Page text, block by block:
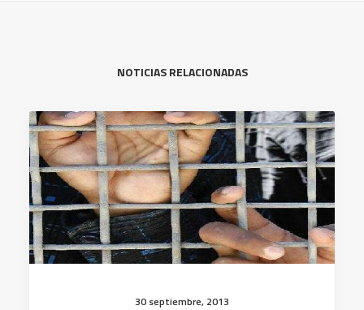
NOTICIAS RELACIONADAS
30 septiembre, 2013